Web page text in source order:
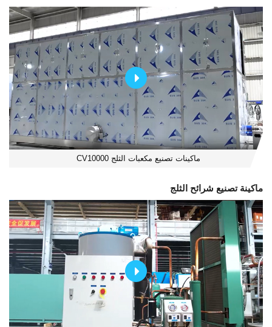
ماكينات تصنيع مكعبات الثلج CV10000
ماكينة تصنيع شرائح الثلج